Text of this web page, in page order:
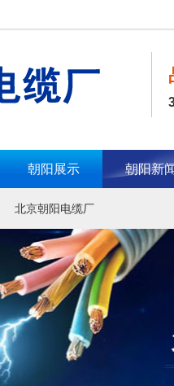
朝阳展示 朝阳新
北京朝阳电缆厂